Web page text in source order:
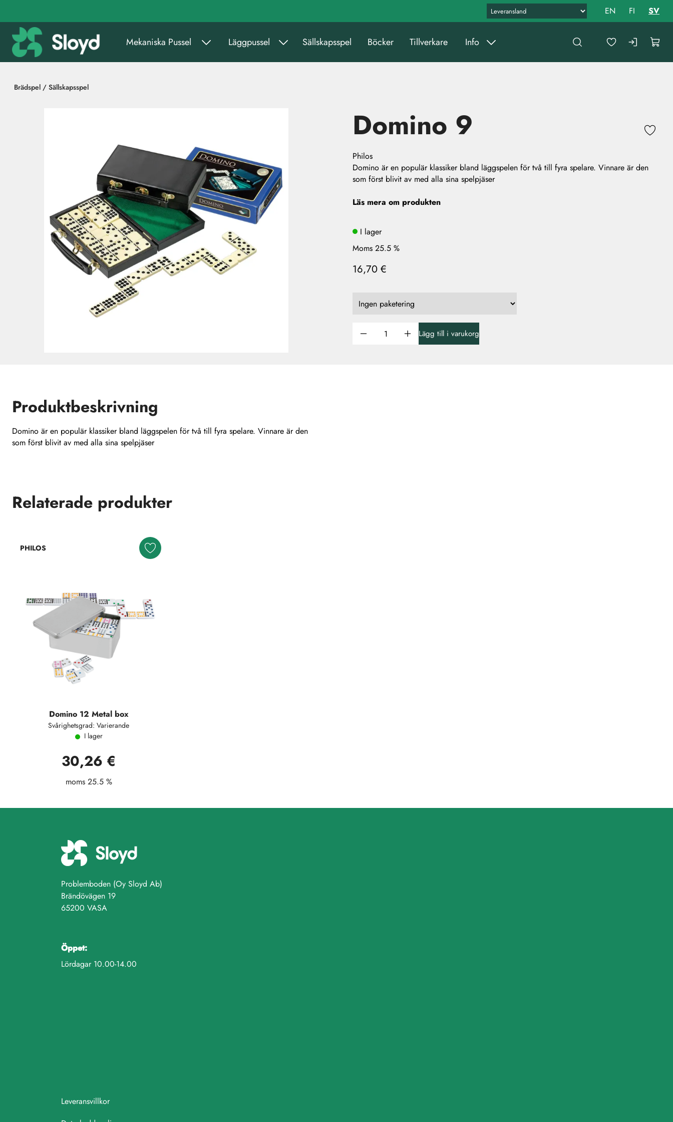
Mekaniska Pussel Läggpussel Sällskapsspel Böcker Tillverkare Info
EN FI SV
Brädspel / Sällskapsspel
Domino 9
Philos
Domino är en populär klassiker bland läggspelen för två till fyra spelare. Vinnare är den
som först blivit av med alla sina spelpjäser
Läs mera om produkten
I lager
Moms 25.5 %
16,70 €
Lägg till i varukorg
Produktbeskrivning
Domino är en populär klassiker bland läggspelen för två till fyra spelare. Vinnare är den
som först blivit av med alla sina spelpjäser
Relaterade produkter
PHILOS
Domino 12 Metal box
Svårighetsgrad: Varierande
I lager
30,26 €
moms 25.5 %
Problemboden (Oy Sloyd Ab)
Brändövägen 19
65200 VASA
Öppet:
Lördagar 10.00-14.00
Leveransvillkor